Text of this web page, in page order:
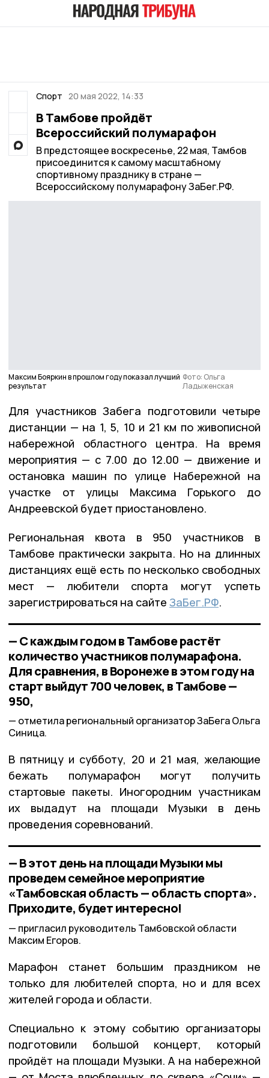
Спорт 20 мая 2022, 14:33
В Тамбове пройдёт
Всероссийский полумарафон
В предстоящее воскресенье, 22 мая, Тамбов
присоединится к самому масштабному
спортивному празднику в стране —
Всероссийскому полумарафону ЗаБег.РФ.
Максим Бояркин в прошлом году показал лучший
результат
Фото: Ольга
Ладыженская
Для участников Забега подготовили четыре
дистанции — на 1, 5, 10 и 21 км по живописной
набережной областного центра. На время
мероприятия — с 7.00 до 12.00 — движение и
остановка машин по улице Набережной на
участке от улицы Максима Горького до
Андреевской будет приостановлено.
Региональная квота в 950 участников в
Тамбове практически закрыта. Но на длинных
дистанциях ещё есть по несколько свободных
мест — любители спорта могут успеть
зарегистрироваться на сайте ЗаБег.РФ.
— С каждым годом в Тамбове растёт
количество участников полумарафона.
Для сравнения, в Воронеже в этом году на
старт выйдут 700 человек, в Тамбове —
950,
отметила региональный организатор ЗаБега Ольга
Синица.
В пятницу и субботу, 20 и 21 мая, желающие
бежать полумарафон могут получить
стартовые пакеты. Иногородним участникам
их выдадут на площади Музыки в день
проведения соревнований.
— В этот день на площади Музыки мы
проведем семейное мероприятие
«Тамбовская область — область спорта».
Приходите, будет интересно!
пригласил руководитель Тамбовской области
Максим Егоров.
Марафон станет большим праздником не
только для любителей спорта, но и для всех
жителей города и области.
Специально к этому событию организаторы
подготовили большой концерт, который
пройдёт на площади Музыки. А на набережной